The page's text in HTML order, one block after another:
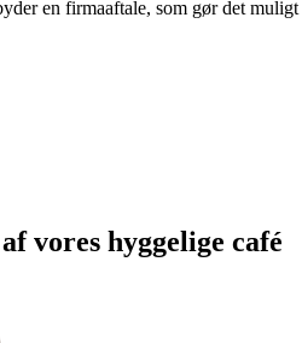
en firmaaftale, som gør det muligt
vores hyggelige café